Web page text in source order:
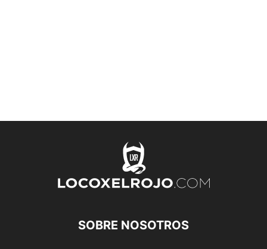
SOBRE NOSOTROS